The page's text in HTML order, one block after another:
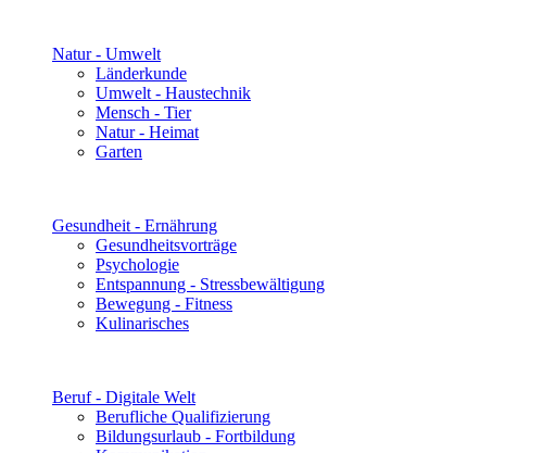
Natur - Umwelt
Länderkunde
Umwelt - Haustechnik
Mensch - Tier
Natur - Heimat
Garten
Gesundheit - Ernährung
Gesundheitsvorträge
Psychologie
Entspannung - Stressbewältigung
Bewegung - Fitness
Kulinarisches
Beruf - Digitale Welt
Berufliche Qualifizierung
Bildungsurlaub - Fortbildung